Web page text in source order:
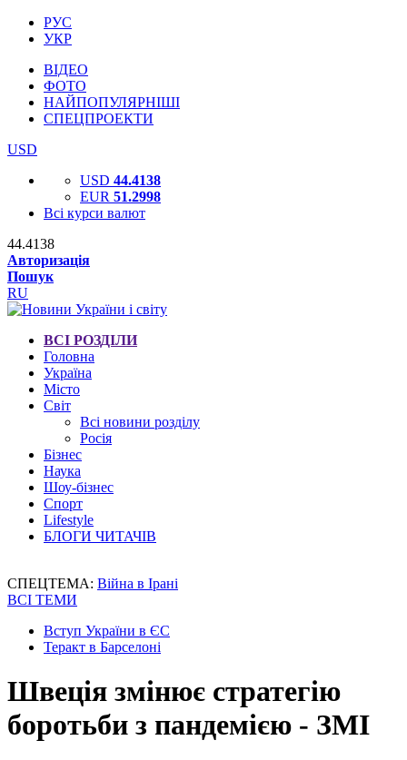
РУС
УКР
ВІДЕО
ФОТО
НАЙПОПУЛЯРНІШІ
СПЕЦПРОЕКТИ
USD
USD 44.4138
EUR 51.2998
Всі курси валют
44.4138
Авторизація
Пошук
RU
ВСІ РОЗДІЛИ
Головна
Україна
Місто
Світ
Всі новини розділу
Росія
Бізнес
Наука
Шоу-бізнес
Спорт
Lifestyle
БЛОГИ ЧИТАЧІВ
СПЕЦТЕМА: Війна в Ірані
ВСІ ТЕМИ
Вступ України в ЄС
Теракт в Барселоні
Швеція змінює стратегію
боротьби з пандемією - ЗМІ